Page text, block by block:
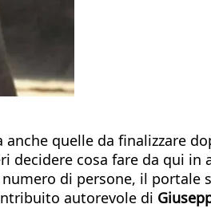
quelle da finalizzare
cosa fare da qui in
di persone, il portale
autorevole di